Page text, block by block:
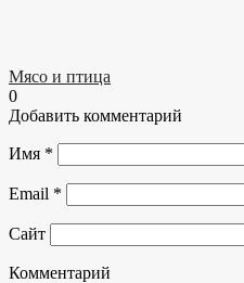
Мясо и птица
0
Добавить комментарий
Имя *
Email *
Сайт
Комментарий